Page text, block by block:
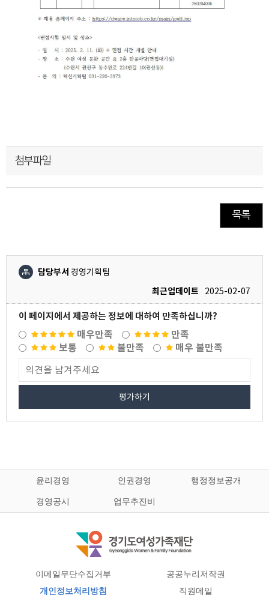
첨부파일
목록
담당부서 경영기획팀
최근업데이트
2025-02-07
이 페이지에서 제공하는 정보에 대하여 만족하십니까?
매우만족
만족
보통
불만족 매우 불만족
평가하기
윤리경영 인권경영 행정정보공개
경영공시 업무추진비
이메일무단수집거부
공공누리저작권
개인정보처리방침
직원메일